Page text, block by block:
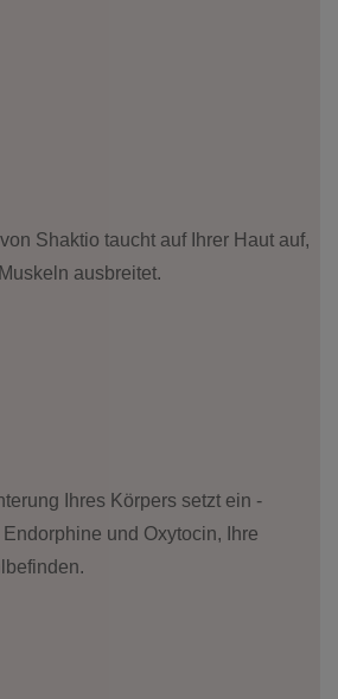
Shaktio taucht auf Ihrer Haut auf,
ausbreitet.
Ihres Körpers setzt ein -
und Oxytocin, Ihre